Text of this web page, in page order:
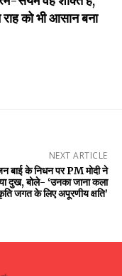
को भी आसान बना
NEXT ARTICLE
बाई के निधन पर PM मोदी ने
दुख, बोले- ‘उनका जाना कला
जगत के लिए अपूरणीय क्षति’